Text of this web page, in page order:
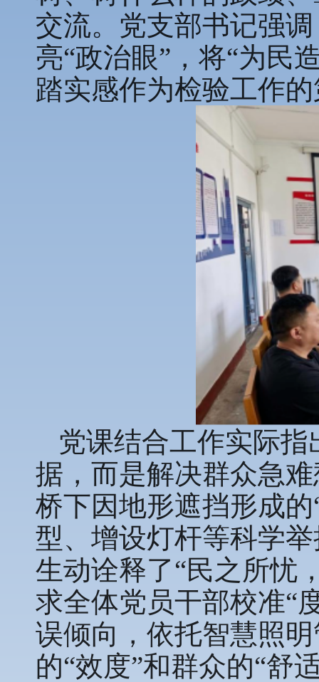
交流。党支部书记强
亮“政治眼”，将“为民
踏实感作为检验工作
党课结合工作实际
据，而是解决群众急
桥下因地形遮挡形成
型、增设灯杆等科学
生动诠释了“民之所忧
求全体党员干部校准“
误倾向，依托智慧照
的“效度”和群众的“舒